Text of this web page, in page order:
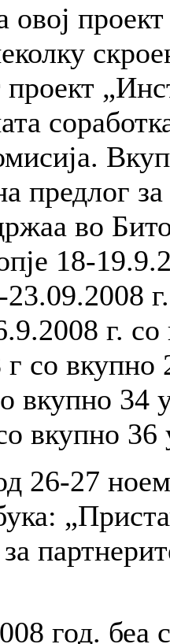
овој
предлог
во
18-
г.
со
вкупно
вкупно 36
26-27
год. беа